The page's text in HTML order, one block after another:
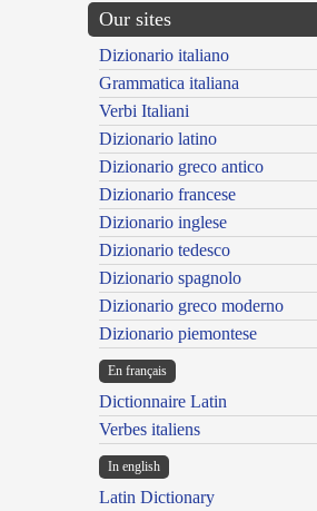
Our sites
Dizionario italiano
Grammatica italiana
Verbi Italiani
Dizionario latino
Dizionario greco antico
Dizionario francese
Dizionario inglese
Dizionario tedesco
Dizionario spagnolo
Dizionario greco moderno
Dizionario piemontese
En français
Dictionnaire Latin
Verbes italiens
In english
Latin Dictionary